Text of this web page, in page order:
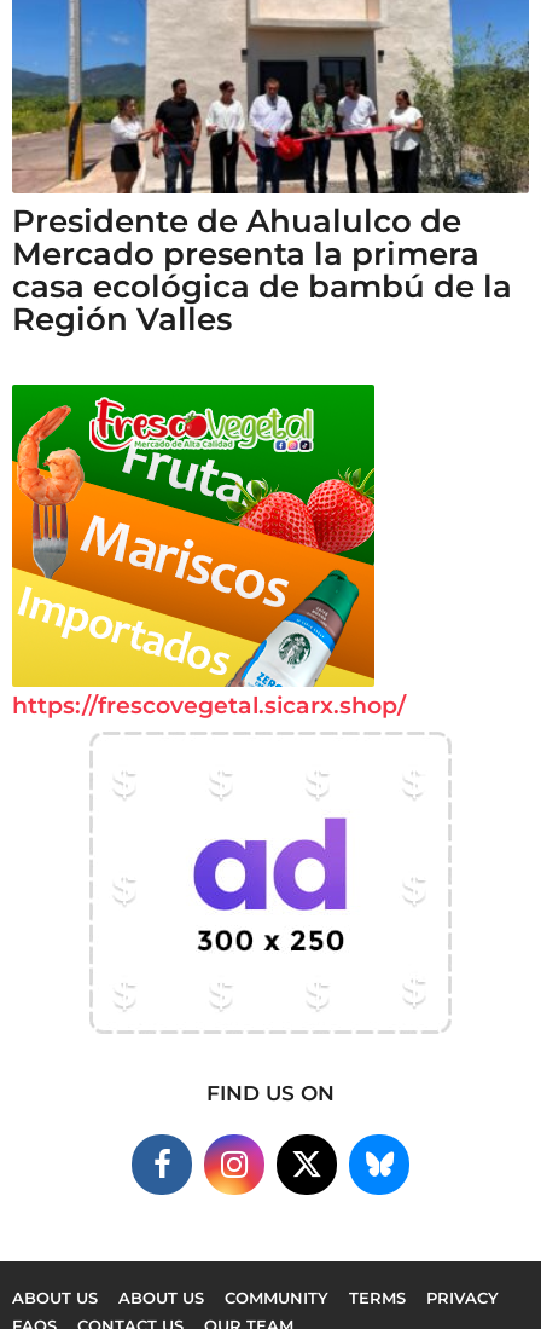
Presidente de Ahualulco de
Mercado presenta la primera
casa ecológica de bambú de la
Región Valles
https://frescovegetal.sicarx.shop/
FIND US ON
ABOUT US ABOUT US COMMUNITY TERMS
PRIVACY
FAQS
CONTACT US OUR TEAM